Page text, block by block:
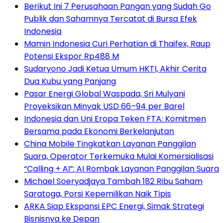
Berikut Ini 7 Perusahaan Pangan yang Sudah Go
Publik dan Sahamnya Tercatat di Bursa Efek
Indonesia
Mamin Indonesia Curi Perhatian di Thaifex, Raup
Potensi Ekspor Rp488 M
Sudaryono Jadi Ketua Umum HKTI, Akhir Cerita
Dua Kubu yang Panjang
Pasar Energi Global Waspada, Sri Mulyani
Proyeksikan Minyak USD 66–94 per Barel
Indonesia dan Uni Eropa Teken FTA: Komitmen
Bersama pada Ekonomi Berkelanjutan
China Mobile Tingkatkan Layanan Panggilan
Suara, Operator Terkemuka Mulai Komersialisasi
“Calling + AI”: AI Rombak Layanan Panggilan Suara
Michael Soeryadjaya Tambah 182 Ribu Saham
Saratoga, Porsi Kepemilikan Naik Tipis
ARKA Siap Ekspansi EPC Energi, Simak Strategi
Bisnisnya ke Depan